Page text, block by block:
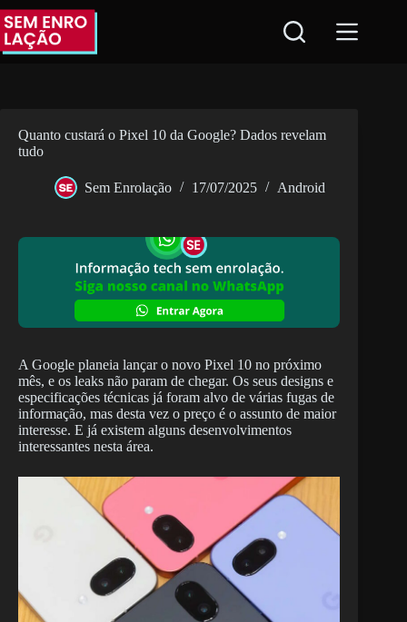
Pular
para
conteúdo
Quanto custará o Pixel 10 da Google? Dados revelam
tudo
Sem Enrolação 17/07/2025 Android
A Google planeia lançar o novo Pixel 10 no próximo
mês, e os leaks não param de chegar. Os seus designs e
especificações técnicas já foram alvo de várias fugas de
informação, mas desta vez o preço é o assunto de maior
interesse. E já existem alguns desenvolvimentos
interessantes nesta área.